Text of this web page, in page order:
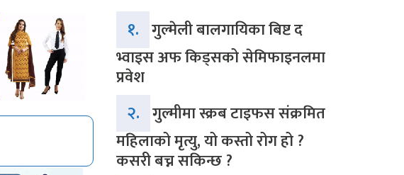
१. गुल्मेली बालगायिका बिष्ट द
भ्वाइस अफ किड्सको सेमिफाइनलमा
प्रवेश
२. गुल्मीमा स्क्रब टाइफस संक्रमित
महिलाको मृत्यु, यो कस्तो रोग हो ?
कसरी बच्न सकिन्छ ?